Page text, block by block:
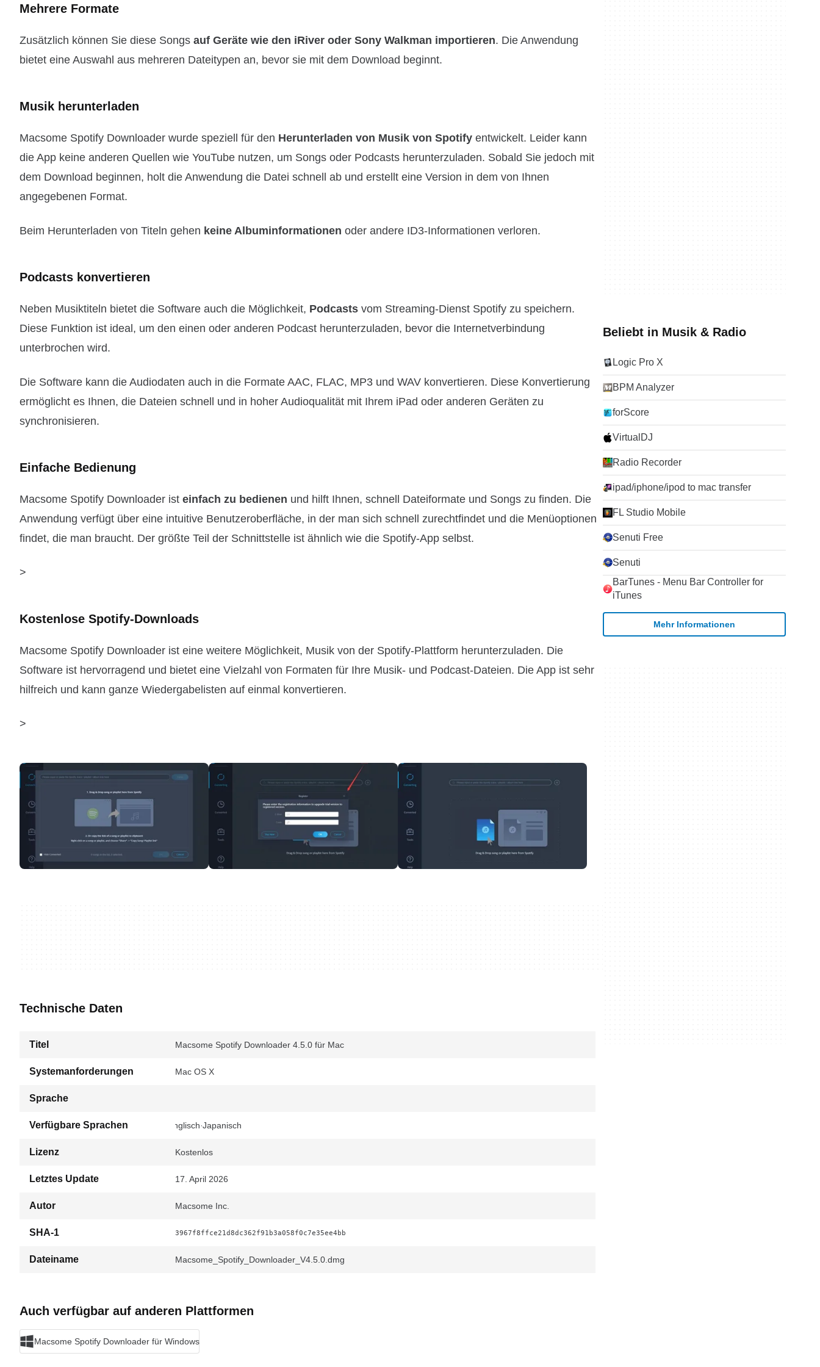
Mehrere Formate
Zusätzlich können Sie diese Songs auf Geräte wie den iRiver oder Sony Walkman importieren. Die Anwendung
bietet eine Auswahl aus mehreren Dateitypen an, bevor sie mit dem Download beginnt.
Musik herunterladen
Macsome Spotify Downloader wurde speziell für den Herunterladen von Musik von Spotify entwickelt. Leider kann
die App keine anderen Quellen wie YouTube nutzen, um Songs oder Podcasts herunterzuladen. Sobald Sie jedoch mit
dem Download beginnen, holt die Anwendung die Datei schnell ab und erstellt eine Version in dem von Ihnen
angegebenen Format.
Beim Herunterladen von Titeln gehen keine Albuminformationen oder andere ID3-Informationen verloren.
Podcasts konvertieren
Neben Musiktiteln bietet die Software auch die Möglichkeit, Podcasts vom Streaming-Dienst Spotify zu speichern.
Diese Funktion ist ideal, um den einen oder anderen Podcast herunterzuladen, bevor die Internetverbindung
unterbrochen wird.
Die Software kann die Audiodaten auch in die Formate AAC, FLAC, MP3 und WAV konvertieren. Diese Konvertierung
ermöglicht es Ihnen, die Dateien schnell und in hoher Audioqualität mit Ihrem iPad oder anderen Geräten zu
synchronisieren.
Einfache Bedienung
Macsome Spotify Downloader ist einfach zu bedienen und hilft Ihnen, schnell Dateiformate und Songs zu finden. Die
Anwendung verfügt über eine intuitive Benutzeroberfläche, in der man sich schnell zurechtfindet und die Menüoptionen
findet, die man braucht. Der größte Teil der Schnittstelle ist ähnlich wie die Spotify-App selbst.
>
Kostenlose Spotify-Downloads
Macsome Spotify Downloader ist eine weitere Möglichkeit, Musik von der Spotify-Plattform herunterzuladen. Die
Software ist hervorragend und bietet eine Vielzahl von Formaten für Ihre Musik- und Podcast-Dateien. Die App ist sehr
hilfreich und kann ganze Wiedergabelisten auf einmal konvertieren.
>
Technische Daten
Titel Macsome Spotify Downloader 4.5.0 für Mac
Systemanforderungen Mac OS X
Sprache
Verfügbare Sprachen Englisch Japanisch
Lizenz Kostenlos
Letztes Update 17. April 2026
Autor Macsome Inc.
SHA-1 3967f8ffce21d8dc362f91b3a058f0c7e35ee4bb
Dateiname Macsome_Spotify_Downloader_V4.5.0.dmg
Auch verfügbar auf anderen Plattformen
Macsome Spotify Downloader für Windows
Beliebt in Musik & Radio
Logic Pro X
BPM Analyzer
forScore
VirtualDJ
Radio Recorder
ipad/iphone/ipod to mac transfer
FL Studio Mobile
Senuti Free
Senuti
BarTunes - Menu Bar Controller for
iTunes
Mehr Informationen